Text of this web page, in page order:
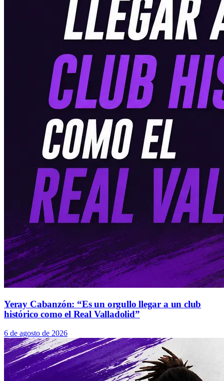
Yeray Cabanzón: “Es un orgullo llegar a un club
histórico como el Real Valladolid”
6 de agosto de 2026